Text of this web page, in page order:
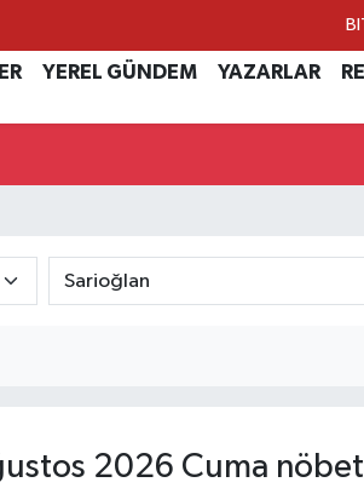
YEREL GÜNDEM YAZARLAR
2026 Cuma